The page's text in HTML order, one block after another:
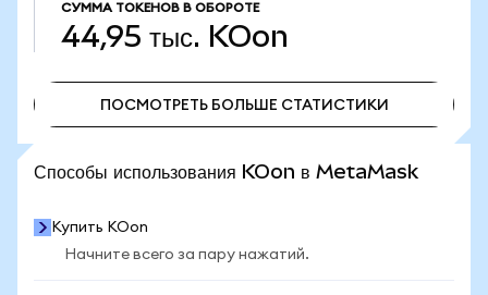
СУММА ТОКЕНОВ В ОБОРОТЕ
44,95 тыс. KOon
ПОСМОТРЕТЬ БОЛЬШЕ СТАТИСТИКИ
Способы использования KOon в MetaMask
Купить KOon
Начните всего за пару нажатий.